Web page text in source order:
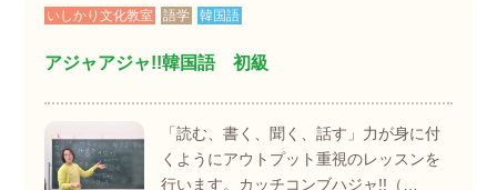
いしかり文化教室 語学 韓国語
アジャアジャ!!韓国語 初級
「読む、書く、聞く、話す」力が身に付
くようにアウトプット重視のレッスンを
行います。カッチコンブハジャ!!（…